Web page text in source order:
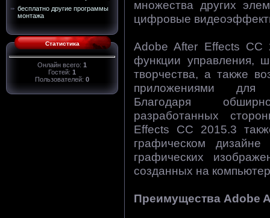
бесплатно другие программы
монтажа
Статистика
Онлайн всего: 1
Гостей: 1
Пользователей: 0
множества других
цифровые
Adobe After Effects CC
функции управления,
творчества, а также
приложениями для
Благодаря
разработанных
Effects CC 2015.3
графическом дизайне
графических
созданных на
Преимущества Adobe